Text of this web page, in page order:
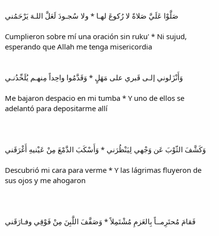
صَلَّوْا عَلَيَّ صَلاةً لا رُكوعَ لهـا * ولا سُجـودَ لَعَلَّ اللـهَ يَرْحَمُني
Cumplieron sobre mí una oración sin ruku' * Ni sujud,
esperando que Allah me tenga misericordia
وَأَنْزَلوني إلـى قَبري على مَهَلٍ * وَقَدَّمُوا واحِداً مِنهـم يُلَحِّدُنـي
Me bajaron despacio en mi tumba * Y uno de ellos se
adelantó para depositarme allí
وَكَشَّفَ الثّوْبَ عَن وَجْهي لِيَنْظُرَني * وَأَسْكَبَ الدَّمْعَ مِنْ عَيْنيهِ أَغْرَقَني
Descubrió mi cara para verme * Y las lágrimas fluyeron de
sus ojos y me ahogaron
فَقامَ مُحتَرِمــاً بِالعَزمِ مُشْتَمِلاً * وَصَفَّفَ اللَّبِنَ مِنْ فَوْقِي وفـارَقَني